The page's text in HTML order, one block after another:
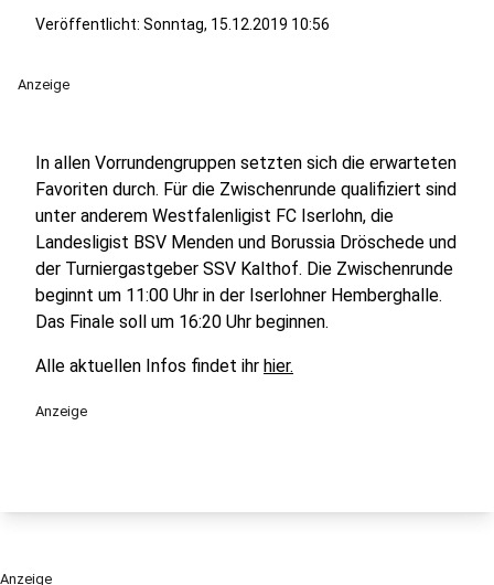
Veröffentlicht: Sonntag, 15.12.2019 10:56
Anzeige
In allen Vorrundengruppen setzten sich die erwarteten
Favoriten durch. Für die Zwischenrunde qualifiziert sind
unter anderem Westfalenligist FC Iserlohn, die
Landesligist BSV Menden und Borussia Dröschede und
der Turniergastgeber SSV Kalthof. Die Zwischenrunde
beginnt um 11:00 Uhr in der Iserlohner Hemberghalle.
Das Finale soll um 16:20 Uhr beginnen.
Alle aktuellen Infos findet ihr hier.
Anzeige
Anzeige